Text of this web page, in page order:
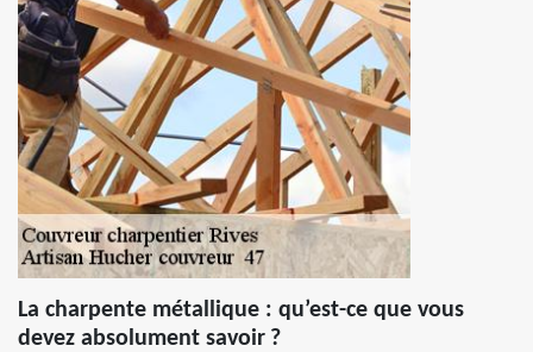
La charpente métallique : qu’est-ce que vous
devez absolument savoir ?